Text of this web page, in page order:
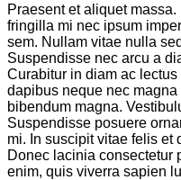
Praesent et aliquet
fringilla mi nec ipsum
sem. Nullam vitae nulla
Suspendisse nec arcu a
Curabitur in diam ac
dapibus neque nec
bibendum magna.
Suspendisse posuere
mi. In suscipit vitae felis et
Donec lacinia consectetur
enim, quis viverra sapien